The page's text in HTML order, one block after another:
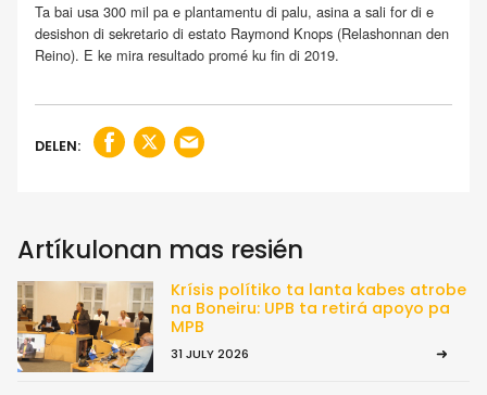
Ta bai usa 300 mil pa e plantamentu di palu, asina a sali for di e
desishon di sekretario di estato Raymond Knops (Relashonnan den
Reino). E ke mira resultado promé ku fin di 2019.
DELEN:
Artíkulonan mas resién
Krísis polítiko ta lanta kabes atrobe
na Boneiru: UPB ta retirá apoyo pa
MPB
31 JULY 2026